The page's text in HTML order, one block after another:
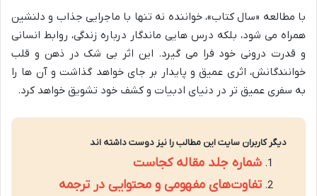
با مطالعه «سال کتاب»، خواننده نه تنها با ماجرایی جذاب و دلنشین
همراه می شود، بلکه درس هایی ماندگار درباره زندگی، روابط انسانی
و قدرت درونی خود فرا می گیرد. این اثر بی شک در ذهن و قلب
خوانندگانش، اثری عمیق و پایدار بر جای خواهد گذاشت و آن ها را
به سفری عمیق تر در دنیای ادبیات و کشف خود تشویق خواهد کرد.
دیگر کاربران سایت این مطالب را نیز دوست داشته اند
شماره جلد مقاله کجاست
تفاوت‌های مفهومی و محتوایی در ترجمه